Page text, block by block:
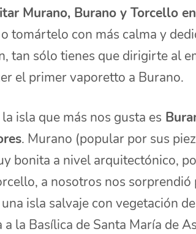
Murano, Burano y Torcello
tomártelo con más calma y
tan sólo tienes que dirigirte al
el primer vaporetto a Burano.
isla que más nos gusta es
. Murano (popular por sus
bonita a nivel arquitectónico,
a nosotros nos
isla salvaje con vegetación
a la Basílica de Santa María de